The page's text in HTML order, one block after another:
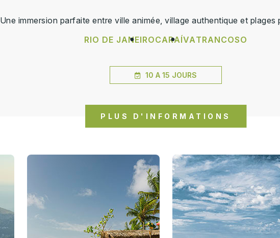
Une immersion parfaite entre ville animée, village authentique et plages
RIO DE JANEIROCARAÍVATRANCOSO
10 A 15 JOURS
PLUS D'INFORMATIONS